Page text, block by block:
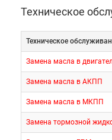
Техническое
Техническое
Замена масла в
Замена масла в АКПП
Замена масла в МКПП
Замена тормозной